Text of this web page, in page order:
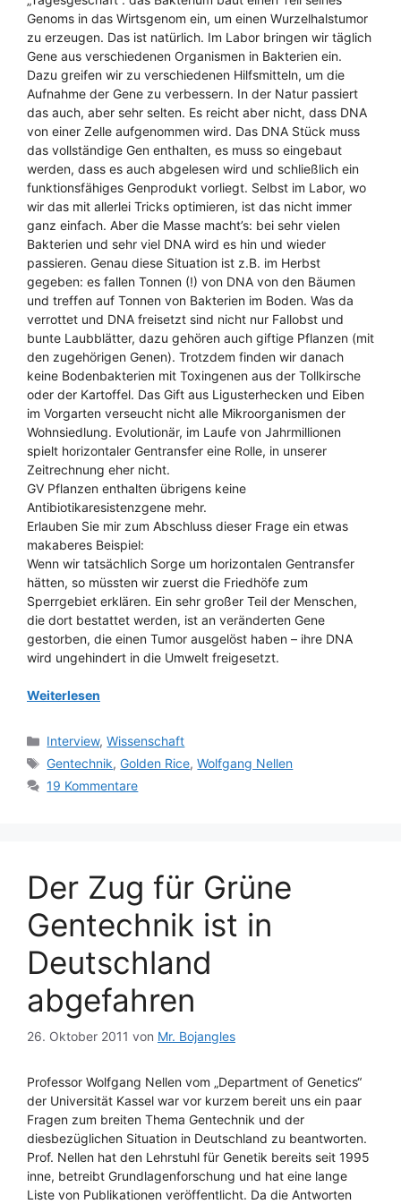
Genoms in das Wirtsgenom ein, um einen Wurzelhalstumor
zu erzeugen. Das ist natürlich. Im Labor bringen wir täglich
Gene aus verschiedenen Organismen in Bakterien ein.
Dazu greifen wir zu verschiedenen Hilfsmitteln, um die
Aufnahme der Gene zu verbessern. In der Natur passiert
das auch, aber sehr selten. Es reicht aber nicht, dass DNA
von einer Zelle aufgenommen wird. Das DNA Stück muss
das vollständige Gen enthalten, es muss so eingebaut
werden, dass es auch abgelesen wird und schließlich ein
funktionsfähiges Genprodukt vorliegt. Selbst im Labor, wo
wir das mit allerlei Tricks optimieren, ist das nicht immer
ganz einfach. Aber die Masse macht’s: bei sehr vielen
Bakterien und sehr viel DNA wird es hin und wieder
passieren. Genau diese Situation ist z.B. im Herbst
gegeben: es fallen Tonnen (!) von DNA von den Bäumen
und treffen auf Tonnen von Bakterien im Boden. Was da
verrottet und DNA freisetzt sind nicht nur Fallobst und
bunte Laubblätter, dazu gehören auch giftige Pflanzen (mit
den zugehörigen Genen). Trotzdem finden wir danach
keine Bodenbakterien mit Toxingenen aus der Tollkirsche
oder der Kartoffel. Das Gift aus Ligusterhecken und Eiben
im Vorgarten verseucht nicht alle Mikroorganismen der
Wohnsiedlung. Evolutionär, im Laufe von Jahrmillionen
spielt horizontaler Gentransfer eine Rolle, in unserer
Zeitrechnung eher nicht.
GV Pflanzen enthalten übrigens keine
Antibiotikaresistenzgene mehr.
Erlauben Sie mir zum Abschluss dieser Frage ein etwas
makaberes Beispiel:
Wenn wir tatsächlich Sorge um horizontalen Gentransfer
hätten, so müssten wir zuerst die Friedhöfe zum
Sperrgebiet erklären. Ein sehr großer Teil der Menschen,
die dort bestattet werden, ist an veränderten Gene
gestorben, die einen Tumor ausgelöst haben – ihre DNA
wird ungehindert in die Umwelt freigesetzt.
Weiterlesen
Kategorien
Interview,Wissenschaft
Schlagwörter
Gentechnik,Golden Rice,Wolfgang Nellen
19 Kommentare
Der Zug für Grüne
Gentechnik ist in
Deutschland
abgefahren
26. Oktober 2011 von Mr. Bojangles
Professor Wolfgang Nellen vom „Department of Genetics“
der Universität Kassel war vor kurzem bereit uns ein paar
Fragen zum breiten Thema Gentechnik und der
diesbezüglichen Situation in Deutschland zu beantworten.
Prof. Nellen hat den Lehrstuhl für Genetik bereits seit 1995
inne, betreibt Grundlagenforschung und hat eine lange
Liste von Publikationen veröffentlicht. Da die Antworten